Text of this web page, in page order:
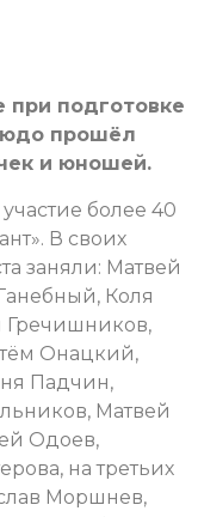
подготовке
прошёл
и юношей.
более 40
В своих
заняли: Матвей
Коля
Гречишников,
Онацкий,
Падчин,
Матвей
Одоев,
на третьих
Моршнев,